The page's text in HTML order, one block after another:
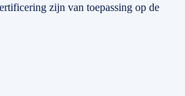
zijn van toepassing op de